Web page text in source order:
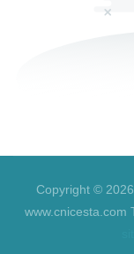
Copyright ©
www.cnicesta.com